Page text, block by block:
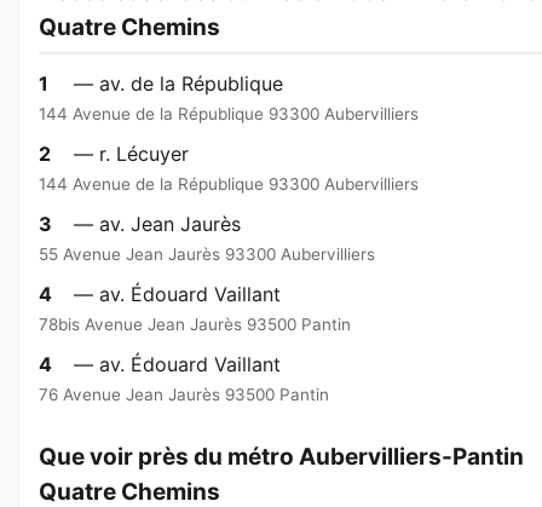
Quatre Chemins
1 — av. de la République
144 Avenue de la République 93300 Aubervilliers
2 — r. Lécuyer
144 Avenue de la République 93300 Aubervilliers
3 — av. Jean Jaurès
55 Avenue Jean Jaurès 93300 Aubervilliers
4 — av. Édouard Vaillant
78bis Avenue Jean Jaurès 93500 Pantin
4 — av. Édouard Vaillant
76 Avenue Jean Jaurès 93500 Pantin
Que voir près du métro Aubervilliers-Pantin
Quatre Chemins